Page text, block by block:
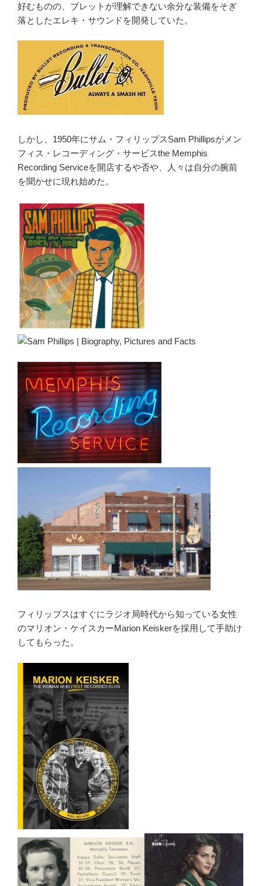
好むものの、ブレットが理解できない余分な装備をそぎ
落としたエレキ・サウンドを開発していた。
しかし、1950年にサム・フィリップスSam Phillipsがメン
フィス・レコーディング・サービスthe Memphis
Recording Serviceを開店するや否や、人々は自分の腕前
を聞かせに現れ始めた。
フィリップスはすぐにラジオ局時代から知っている女性
のマリオン・ケイスカーMarion Keiskerを採用して手助け
してもらった。